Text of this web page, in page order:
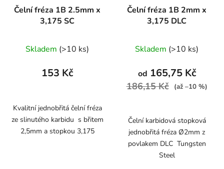
Čelní fréza 1B 2.5mm x
3,175 SC
Skladem (>10 ks)
153 Kč
Kvalitní jednobřitá čelní fréza
ze slinutého karbidu s břitem
2,5mm a stopkou 3,175
Čelní fréza 1B 2mm x
3,175 DLC
Skladem (>10 ks)
od 165,75 Kč
186,15 Kč (až –10 %)
Čelní karbidová stopková
jednobřitá fréza Ø2mm z
povlakem DLC Tungsten
Steel